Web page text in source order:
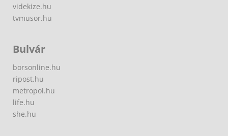
videkize.hu
tvmusor.hu
Bulvár
borsonline.hu
ripost.hu
metropol.hu
life.hu
she.hu